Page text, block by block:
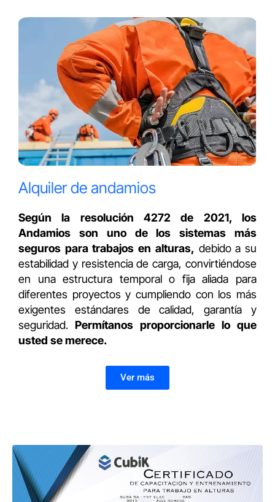
Alquiler de andamios
Según la resolución 4272 de 2021, los
Andamios
son uno de los sistemas más
seguros para trabajos en alturas, debido a su
estabilidad y resistencia de carga, convirtiéndose
en una estructura temporal o fija aliada para
diferentes proyectos y cumpliendo con los más
exigentes estándares de calidad, garantía y
seguridad. Permítanos proporcionarle lo que
usted se merece.
Ver más